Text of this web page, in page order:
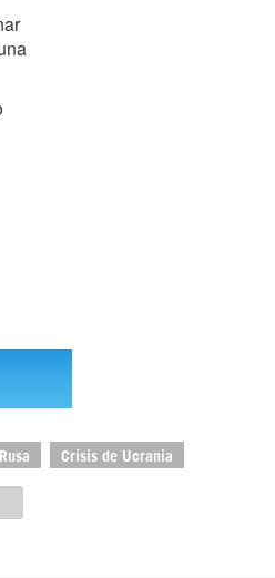
Crisis de Ucrania